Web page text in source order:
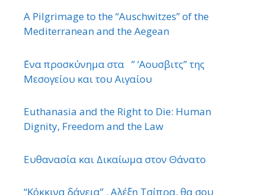
A Pilgrimage to the “Auschwitzes” of the
Mediterranean and the Aegean
΄Ενα προσκύνημα στα ” ‘Αουσβιτς” της
Μεσογείου και του Αιγαίου
Euthanasia and the Right to Die: Human
Dignity, Freedom and the Law
Ευθανασία και Δικαίωμα στον Θάνατο
“Κόκκινα δάνεια” . Αλέξη Τσίπρα, θα σου